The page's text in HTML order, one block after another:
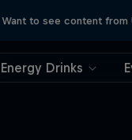
Want to see content from
Energy Drinks